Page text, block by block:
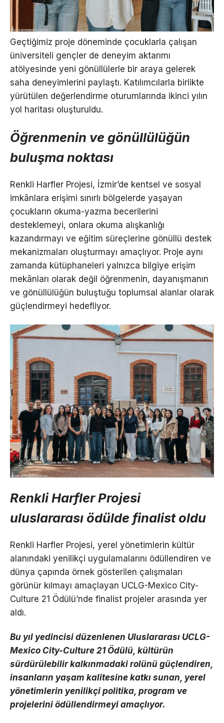
Geçtiğimiz proje döneminde çocuklarla çalışan
üniversiteli gençler de deneyim aktarımı
atölyesinde yeni gönüllülerle bir araya gelerek
saha deneyimlerini paylaştı. Katılımcılarla birlikte
yürütülen değerlendirme oturumlarında ikinci yılın
yol haritası oluşturuldu.
Öğrenmenin ve gönüllülüğün
buluşma noktası
Renkli Harfler Projesi, İzmir’de kentsel ve sosyal
imkânlara erişimi sınırlı bölgelerde yaşayan
çocukların okuma-yazma becerilerini
desteklemeyi, onlara okuma alışkanlığı
kazandırmayı ve eğitim süreçlerine gönüllü destek
mekanizmaları oluşturmayı amaçlıyor. Proje aynı
zamanda kütüphaneleri yalnızca bilgiye erişim
mekânları olarak değil öğrenmenin, dayanışmanın
ve gönüllülüğün buluştuğu toplumsal alanlar olarak
güçlendirmeyi hedefliyor.
Renkli Harfler Projesi
uluslararası ödülde finalist oldu
Renkli Harfler Projesi, yerel yönetimlerin kültür
alanındaki yenilikçi uygulamalarını ödüllendiren ve
dünya çapında örnek gösterilen çalışmaları
görünür kılmayı amaçlayan UCLG-Mexico City-
Culture 21 Ödülü’nde finalist projeler arasında yer
aldı.
Bu yıl yedincisi düzenlenen Uluslararası UCLG-
Mexico City-Culture 21 Ödülü, kültürün
sürdürülebilir kalkınmadaki rolünü güçlendiren,
insanların yaşam kalitesine katkı sunan, yerel
yönetimlerin yenilikçi politika, program ve
projelerini ödüllendirmeyi amaçlıyor.